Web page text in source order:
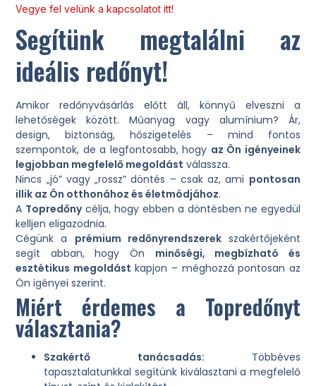
Vegye fel velünk a kapcsolatot itt!
Segítünk megtalálni az
ideális redőnyt!
Amikor redőnyvásárlás előtt áll, könnyű elveszni a
lehetőségek között. Műanyag vagy alumínium? Ár,
design, biztonság, hőszigetelés – mind fontos
szempontok, de a legfontosabb, hogy az Ön igényeinek
legjobban megfelelő megoldást válassza.
Nincs „jó” vagy „rossz” döntés – csak az, ami pontosan
illik az Ön otthonához és életmódjához.
A Topredőnycélja, hogy ebben a döntésben ne egyedül
kelljen eligazodnia.
Cégünk a prémium redőnyrendszerekszakértőjeként
segít abban, hogy Ön minőségi, megbízható és
esztétikus megoldást kapjon – méghozzá pontosan az
Ön igényei szerint.
Miért érdemes a Topredőnyt
választania?
Szakértő tanácsadás: Többéves
tapasztalatunkkal segítünk kiválasztani a megfelelő